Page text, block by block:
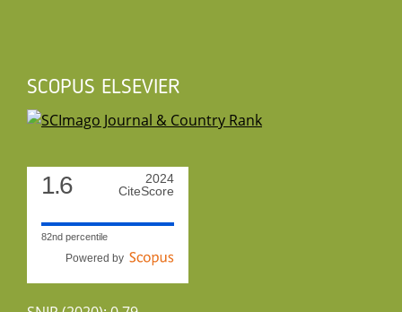
SCOPUS ELSEVIER
1.6
2024
CiteScore
82nd percentile
Powered by